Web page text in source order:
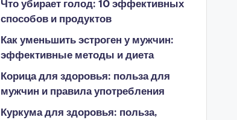
Что убирает голод: 10 эффективных
способов и продуктов
Как уменьшить эстроген у мужчин:
эффективные методы и диета
Корица для здоровья: польза для
мужчин и правила употребления
Куркума для здоровья: польза,